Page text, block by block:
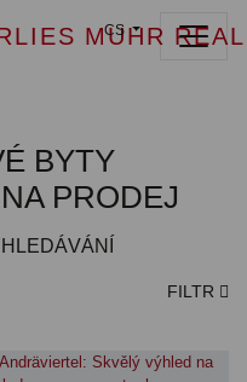
CS
BYTY
PRODEJ
FILTR